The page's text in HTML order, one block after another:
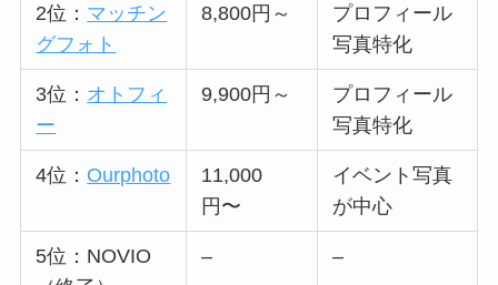
2位： マッチン
グフォト
8,800円～
プロフィール
写真特化
3位： オトフィ
ー
9,900円～
プロフィール
写真特化
4位： Ourphoto
11,000
円〜
イベント写真
が中心
5位：NOVIO
– –